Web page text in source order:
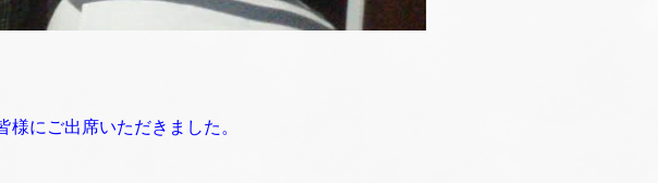
にご出席いただきました。